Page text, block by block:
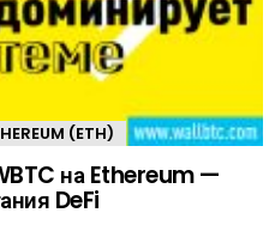
(ETH)
на Ethereum —
DeFi